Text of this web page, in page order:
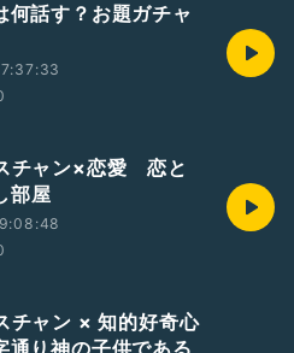
話す？お題ガチャ
ャン×恋愛 恋と
部屋
ャン × 知的好奇心